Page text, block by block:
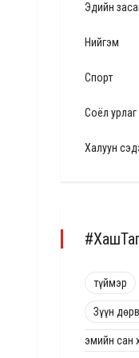
Эдийн
Нийгэм
Спорт
Соёл урлаг
Халуун
түймэр
Зүүн
эмийн сан